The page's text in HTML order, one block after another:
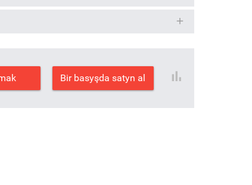
Bir basyşda satyn al